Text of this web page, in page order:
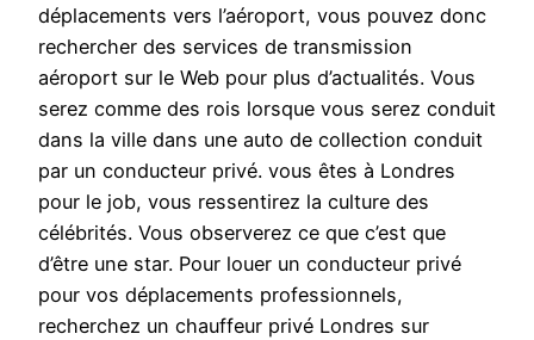
déplacements vers l’aéroport, vous pouvez donc
rechercher des services de transmission
aéroport sur le Web pour plus d’actualités. Vous
serez comme des rois lorsque vous serez conduit
dans la ville dans une auto de collection conduit
par un conducteur privé. vous êtes à Londres
pour le job, vous ressentirez la culture des
célébrités. Vous observerez ce que c’est que
d’être une star. Pour louer un conducteur privé
pour vos déplacements professionnels,
recherchez un chauffeur privé Londres sur